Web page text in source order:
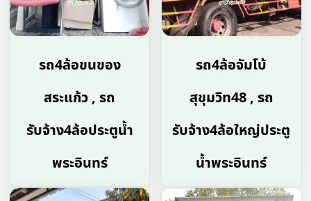
รถ4ล้อขนของ
สระแก้ว , รถ
รับจ้าง4ล้อประตูน้ำ
พระอินทร์
รถ4ล้อจัมโบ้
สุขุมวิท48 , รถ
รับจ้าง4ล้อใหญ่ประตู
น้ำพระอินทร์